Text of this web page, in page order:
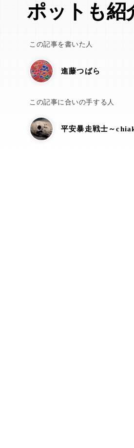
ポットも紹
この記事を書いた人
進藤つばら
この記事に合いの手する人
平安暴走戦士～